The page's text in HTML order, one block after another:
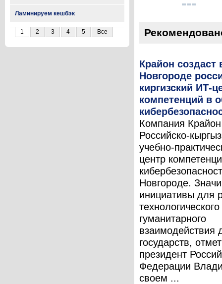
Ламинируем кешбэк
1 2 3 4 5 Все
Крайон
Новгороде
киргизский ИТ-
компетенций в
Компания Крайон
Российско-
учебно-
центр
Новгороде.
инициативы для
гуманитарного
взаимодействия
государств,
президент
Федерации
своем ...